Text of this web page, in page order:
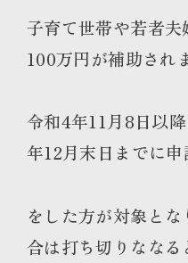
子育て世帯や若者
100万円が補助され
令和4年11月8日以
年12月末日までに申
をした方が対象と
合は打ち切りななる